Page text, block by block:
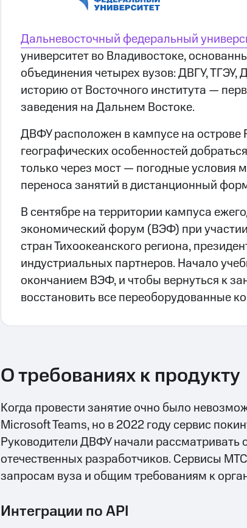
Дальневосточный федеральный
университет во Владивостоке,
объединения четырех вузов: ДВГУ, ТГЭУ,
историю от Восточного института —
заведения на Дальнем Востоке.
ДВФУ расположен в кампусе на острове
географических особенностей
только через мост — погодные условия
переноса занятий в дистанционный
В сентябре на территории кампуса
экономический форум (ВЭФ) при
стран Тихоокеанского региона,
индустриальных партнеров. Начало
окончанием ВЭФ, и чтобы вернуться к
восстановить все переоборудованные
О требованиях к продукту
Когда провести занятие очно было
Microsoft Teams, но в 2022 году сервис
Руководители ДВФУ начали
отечественных разработчиков. Сервисы
запросам вуза и общим требованиям к
Интеграции по API